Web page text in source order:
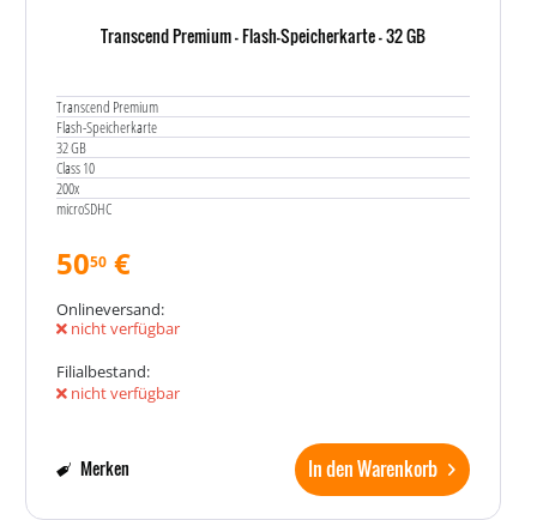
Transcend Premium - Flash-Speicherkarte - 32 GB
Transcend Premium
Flash-Speicherkarte
32 GB
Class 10
200x
microSDHC
5050 €
Onlineversand:
nicht verfügbar
Filialbestand:
nicht verfügbar
In den Warenkorb
Merken